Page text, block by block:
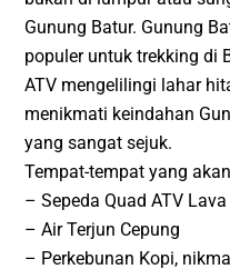
Gunung Batur. Gunung
populer untuk trekking di
ATV mengelilingi lahar
menikmati keindahan
yang sangat sejuk.
Tempat-tempat yang
– Sepeda Quad ATV
– Air Terjun Cepung
– Perkebunan Kopi,